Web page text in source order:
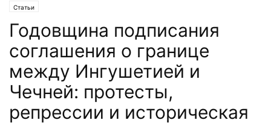
Статьи
Годовщина подписания
соглашения о границе
между Ингушетией и
Чечней: протесты,
репрессии и историческая